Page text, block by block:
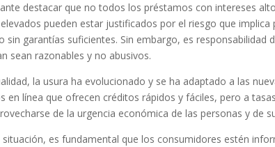
destacar que no todos los préstamos con intereses
pueden estar justificados por el riesgo que
sin garantías suficientes. Sin embargo, es responsabilidad
sean razonables y no abusivos.
la usura ha evolucionado y se ha adaptado a las
en línea que ofrecen créditos rápidos y fáciles, pero a
de la urgencia económica de las personas y de
es fundamental que los consumidores estén